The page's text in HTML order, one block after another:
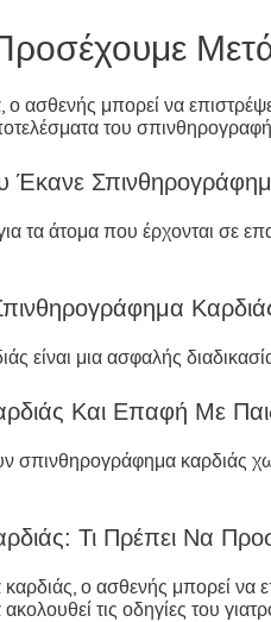
ασθενής μπορεί να
του
τα άτομα που έρχονται σε
είναι μια ασφαλής
Και Επαφή Με
σπινθηρογράφημα καρδιάς
Τι Πρέπει Να
ο ασθενής μπορεί να
τις οδηγίες του